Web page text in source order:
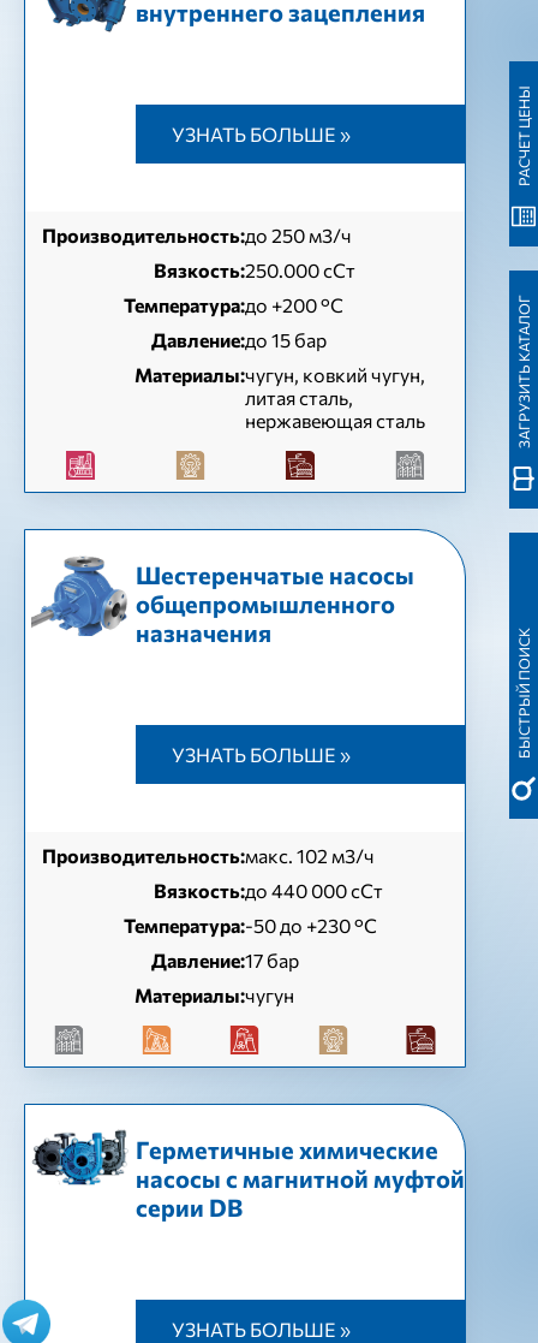
внутреннего зацепления
УЗНАТЬ БОЛЬШЕ »
Производительность:до 250 м3/ч
Вязкость:250.000 сСт
Температура:до +200 °C
Давление:до 15 бар
Материалы:чугун, ковкий чугун,
литая сталь,
нержавеющая сталь
Шестеренчатые насосы
общепромышленного
назначения
УЗНАТЬ БОЛЬШЕ »
Производительность:макс. 102 м3/ч
Вязкость:до 440 000 сСт
Температура:-50 до +230 °C
Давление:17 бар
Материалы:чугун
Герметичные химические
насосы с магнитной муфтой
серии DB
УЗНАТЬ БОЛЬШЕ »
БЫСТРЫЙ ПОИСК
ЗАГРУЗИТЬ КАТАЛОГ
РАСЧЕТ ЦЕНЫ